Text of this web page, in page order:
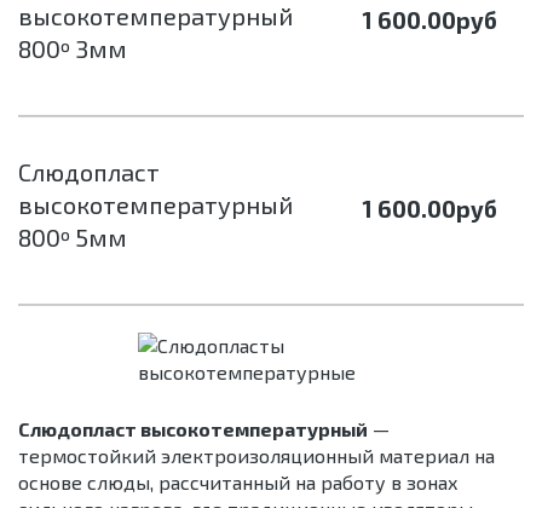
высокотемпературный
800º 3мм
1 600.00руб
Слюдопласт
высокотемпературный
800º 5мм
1 600.00руб
Слюдопласт высокотемпературный —
термостойкий электроизоляционный материал на
основе слюды, рассчитанный на работу в зонах